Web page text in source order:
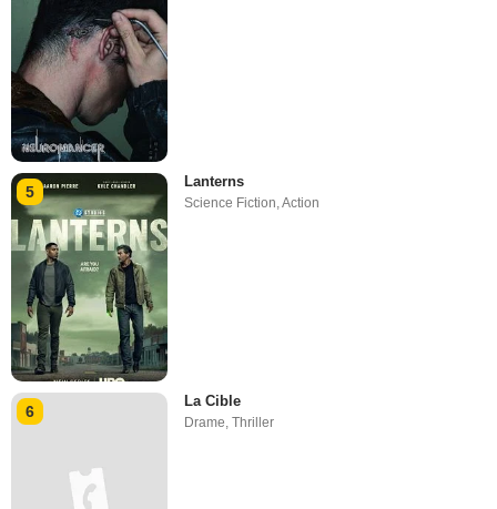
5
Lanterns
Science Fiction ,Action
6
La Cible
Drame,Thriller